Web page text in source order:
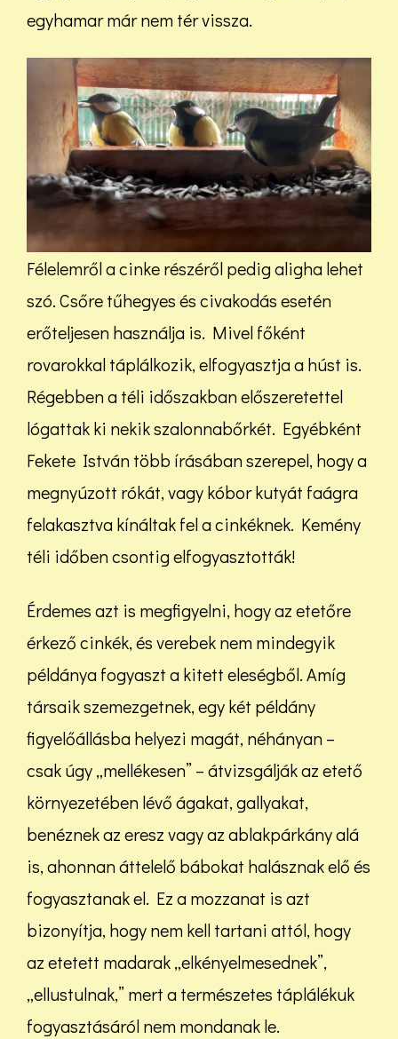
egyhamar már nem tér vissza.
Félelemről a cinke részéről pedig aligha lehet
szó. Csőre tűhegyes és civakodás esetén
erőteljesen használja is. Mivel főként
rovarokkal táplálkozik, elfogyasztja a húst is.
Régebben a téli időszakban előszeretettel
lógattak ki nekik szalonnabőrkét. Egyébként
Fekete István több írásában szerepel, hogy a
megnyúzott rókát, vagy kóbor kutyát faágra
felakasztva kínáltak fel a cinkéknek. Kemény
téli időben csontig elfogyasztották!
Érdemes azt is megfigyelni, hogy az etetőre
érkező cinkék, és verebek nem mindegyik
példánya fogyaszt a kitett eleségből. Amíg
társaik szemezgetnek, egy két példány
figyelőállásba helyezi magát, néhányan –
csak úgy „mellékesen” – átvizsgálják az etető
környezetében lévő ágakat, gallyakat,
benéznek az eresz vagy az ablakpárkány alá
is, ahonnan áttelelő bábokat halásznak elő és
fogyasztanak el. Ez a mozzanat is azt
bizonyítja, hogy nem kell tartani attól, hogy
az etetett madarak „elkényelmesednek”,
„ellustulnak,” mert a természetes táplálékuk
fogyasztásáról nem mondanak le.